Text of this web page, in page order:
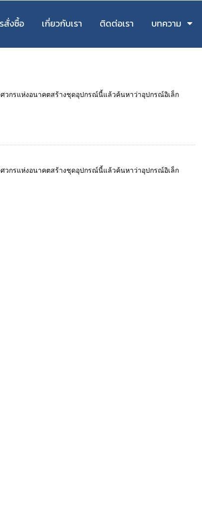
สั่งซื้อ เกี่ยวกับเรา ติดต่อเรา บทความ
วกรแห่งอนาคตสร้างชุดอุปกรณ์นี้แล้วค้นหาว่าอุปกรณ์อิเล็ก
วกรแห่งอนาคตสร้างชุดอุปกรณ์นี้แล้วค้นหาว่าอุปกรณ์อิเล็ก